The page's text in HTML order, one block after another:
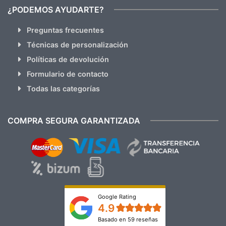
¿PODEMOS AYUDARTE?
Preguntas frecuentes
Técnicas de personalización
Políticas de devolución
Formulario de contacto
Todas las categorías
COMPRA SEGURA GARANTIZADA
Google Rating
4.9
Basado en 59 reseñas